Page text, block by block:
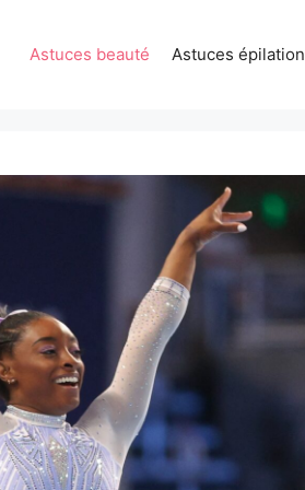
Astuces beauté Astuces épilation